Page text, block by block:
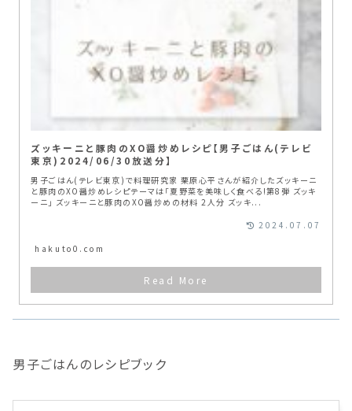
ズッキーニと豚肉のXO醤炒めレシピ【男子ごはん(テレビ
東京)2024/06/30放送分】
男子ごはん(テレビ東京)で料理研究家 栗原心平さんが紹介したズッキーニ
と豚肉のXO醤炒めレシピテーマは「夏野菜を美味しく食べる!第8弾 ズッキ
ーニ」 ズッキーニと豚肉のXO醤炒めの材料 2人分 ズッキ...
hakuto0.com
2024.07.07
男子ごはんのレシピブック